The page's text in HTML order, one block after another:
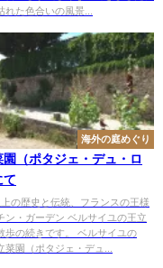
れた色合いの風景...
海外の庭めぐり
園（ポタジェ・デュ・ロ
て
の歴史と伝統、フランスの王様
ン・ガーデン ベルサイユの王立
歩の続きです。 ベルサイユの
菜園（ポタジェ・デュ...